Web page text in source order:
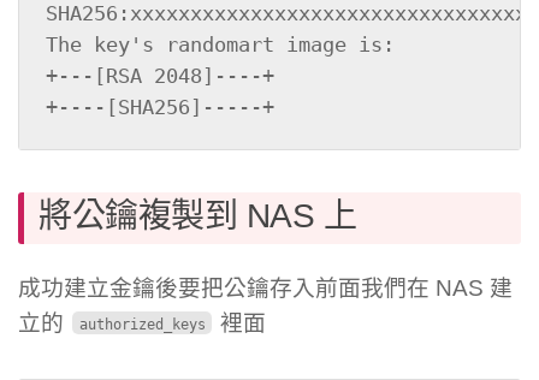
The key's randomart image is:
+---[RSA 2048]----+
+----[SHA256]-----+
將公鑰複製到 NAS 上
成功建立金鑰後要把公鑰存入前面我們在 NAS 建
立的
authorized_keys 裡面